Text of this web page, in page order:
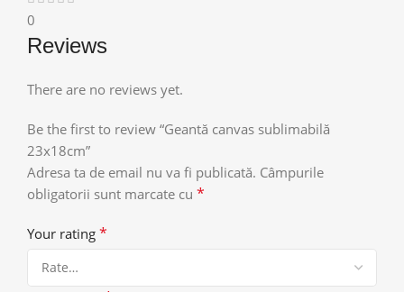
0
Reviews
There are no reviews yet.
Be the first to review “Geantă canvas sublimabilă
23x18cm”
Adresa ta de email nu va fi publicată. Câmpurile
obligatorii sunt marcate cu *
Your rating *